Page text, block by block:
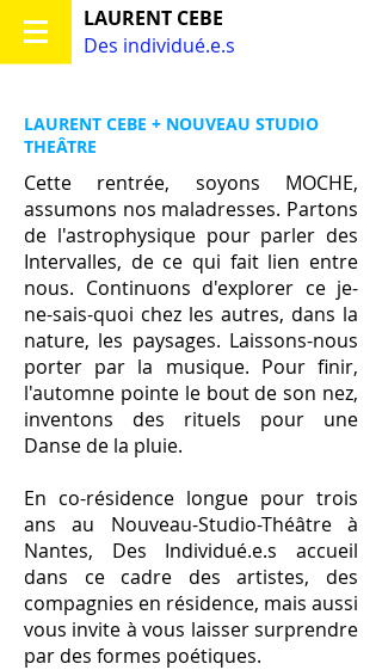
LAURENT CEBE
Des individué.e.s
LAURENT CEBE + NOUVEAU STUDIO
THEÂTRE
Cette rentrée, soyons MOCHE,
assumons nos maladresses. Partons
de l'astrophysique pour parler des
Intervalles, de ce qui fait lien entre
nous. Continuons d'explorer ce je-
ne-sais-quoi chez les autres, dans la
nature, les paysages. Laissons-nous
porter par la musique. Pour finir,
l'automne pointe le bout de son nez,
inventons des rituels pour une
Danse de la pluie.
En co-résidence longue pour trois
ans au Nouveau-Studio-Théâtre à
Nantes, Des Individué.e.s accueil
dans ce cadre des artistes, des
compagnies en résidence, mais aussi
vous invite à vous laisser surprendre
par des formes poétiques.